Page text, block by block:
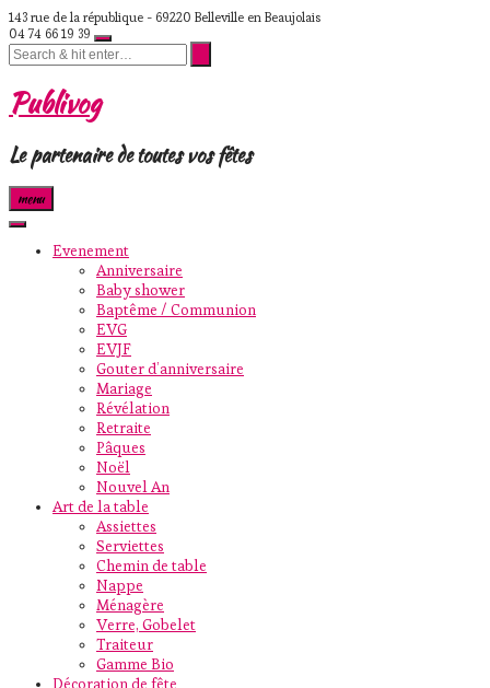
Skip
to
content
143 rue de la république - 69220 Belleville en Beaujolais
04 74 66 19 39
Publivog
Le partenaire de toutes vos fêtes
menu
Evenement
Anniversaire
Baby shower
Baptême / Communion
EVG
EVJF
Gouter d’anniversaire
Mariage
Révélation
Retraite
Pâques
Noël
Nouvel An
Art de la table
Assiettes
Serviettes
Chemin de table
Nappe
Ménagère
Verre, Gobelet
Traiteur
Gamme Bio
Décoration de fête